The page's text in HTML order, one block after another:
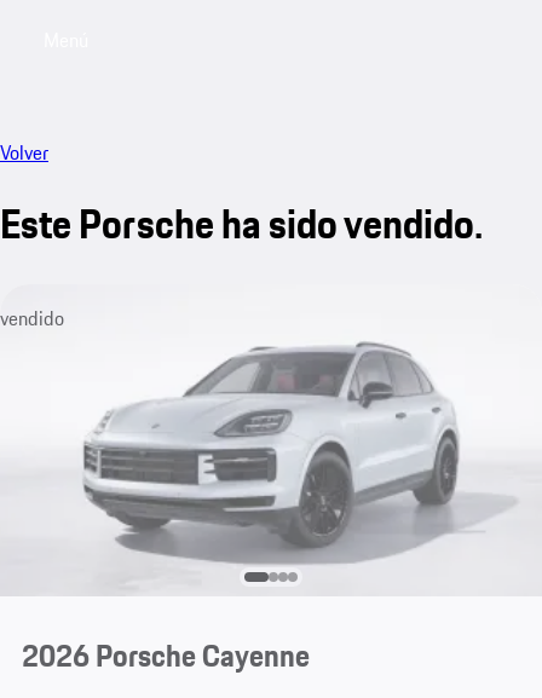
Volver
Este Porsche ha sido vendido.
vendido
2026 Porsche Cayenne